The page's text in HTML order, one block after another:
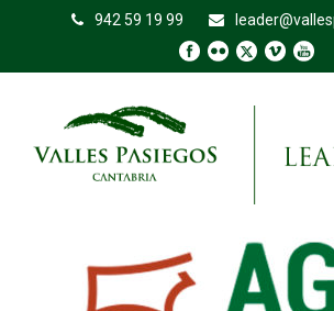
942 59 19 99